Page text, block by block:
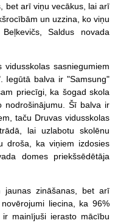
bet arī viņu vecākus, lai arī
un uzzina, ko viņu
Saldus novada
sasniegumiem
Iegūtā balva ir "Samsung"
priecīgi, ka šogad skola
nodrošinājumu. Šī balva ir
taču Druvas vidusskolas
lai uzlabotu skolēnu
droša, ka viņiem izdosies
domes priekšsēdētāja
jaunas zināšanas, bet arī
liecina, ka 96%
ir mainījuši ierasto mācību